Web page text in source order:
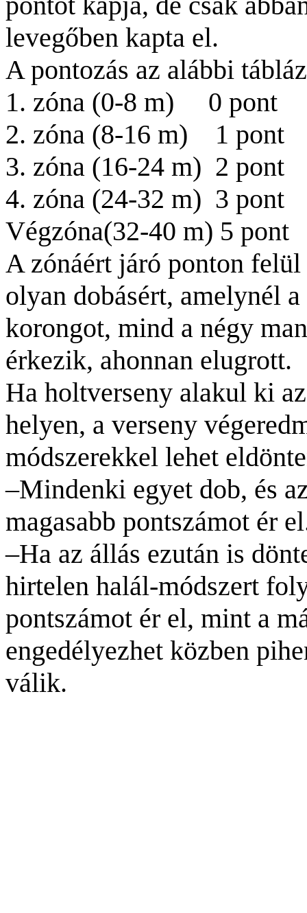
levegőben kapta el.
A pontozás az alábbi
1. zóna (0-8 m)
0 pont
2. zóna (8-16 m)
1 pont
3. zóna (16-24 m) 2 pont
4. zóna (24-32 m) 3 pont
Végzóna(32-40 m) 5 pont
A zónáért járó ponton
olyan dobásért, amelynél
korongot, mind a négy
érkezik, ahonnan elugrott.
Ha holtverseny alakul ki
helyen, a verseny
módszerekkel lehet
–Mindenki egyet dob, és
magasabb pontszámot ér
–Ha az állás ezután is
hirtelen halál-módszert
pontszámot ér el, mint a
engedélyezhet közben
válik.